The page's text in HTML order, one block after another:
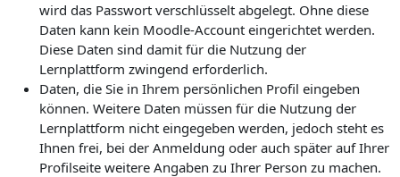
wird das Passwort verschlüsselt abgelegt. Ohne diese
Daten kann kein Moodle-Account eingerichtet werden.
Diese Daten sind damit für die Nutzung der
Lernplattform zwingend erforderlich.
Daten, die Sie in Ihrem persönlichen Profil eingeben
können. Weitere Daten müssen für die Nutzung der
Lernplattform nicht eingegeben werden, jedoch steht es
Ihnen frei, bei der Anmeldung oder auch später auf Ihrer
Profilseite weitere Angaben zu Ihrer Person zu machen.